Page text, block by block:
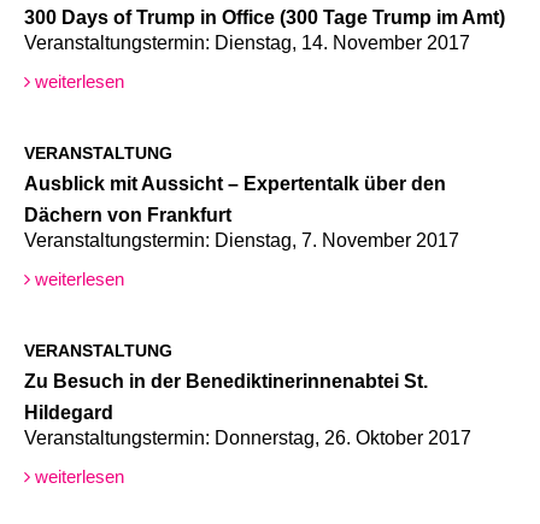
300 Days of Trump in Office (300 Tage Trump im Amt)
Veranstaltungstermin: Dienstag, 14. November 2017
weiterlesen
VERANSTALTUNG
Ausblick mit Aussicht – Expertentalk über den
Dächern von Frankfurt
Veranstaltungstermin: Dienstag, 7. November 2017
weiterlesen
VERANSTALTUNG
Zu Besuch in der Benediktinerinnenabtei St.
Hildegard
Veranstaltungstermin: Donnerstag, 26. Oktober 2017
weiterlesen